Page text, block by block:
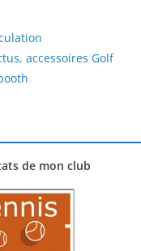
accessoires Golf
de mon club